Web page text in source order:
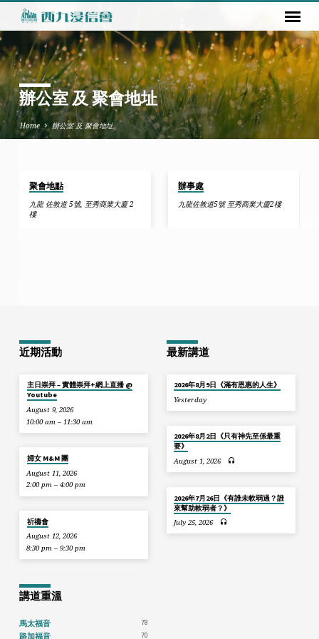
辦公室 及 聚會地址
Home 辦公室 及 聚會地址
辦
公
聚會地點
九龍 佐敦道 5號, 至秀商業大廈 2
樓
辦事處
九龍佐敦道5號 至秀商業大廈2樓
近期活動
主日崇拜 – 實體崇拜+網上直播 @
Youtube
August 9, 2026
10:00 am – 11:30 am
婦女 M&M 團
August 11, 2026
2:00 pm – 4:00 pm
祈禱會
August 12, 2026
8:30 pm – 9:30 pm
最新講道
2026年8月9日《滿有恩惠的人生》
Yesterday
2026年8月2日《只有神先至係最重
要》
August 1, 2026
2026年7月26日《有誰未軟弱過？誰
來幫助軟弱者？》
July 25, 2026
講道重溫
馬太福音 78
路加福音 70